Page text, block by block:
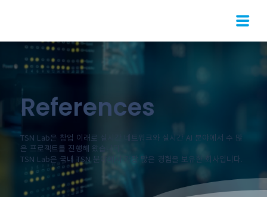
References
TSN Lab은 창업 이래로 실시간 네트워크와 실시간 AI 분야에서 수 많
은 프로젝트를 진행해 왔습니다.
TSN Lab은 국내 TSN 분야에서 가장 많은 경험을 보유한 회사입니다.